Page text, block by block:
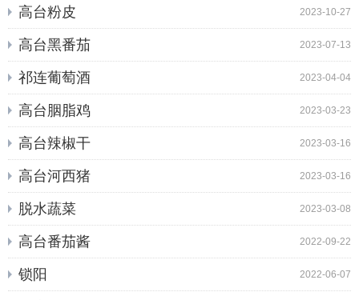
高台粉皮 2023-10-27
高台黑番茄 2023-07-13
祁连葡萄酒 2023-04-04
高台胭脂鸡 2023-03-23
高台辣椒干 2023-03-16
高台河西猪 2023-03-16
脱水蔬菜 2023-03-08
高台番茄酱 2022-09-22
锁阳 2022-06-07